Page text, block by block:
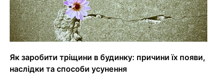
Як заробити тріщини в будинку: причини їх появи,
наслідки та способи усунення